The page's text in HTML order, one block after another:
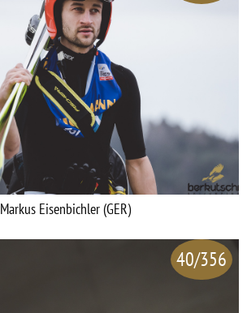
Markus Eisenbichler (GER)
40/356